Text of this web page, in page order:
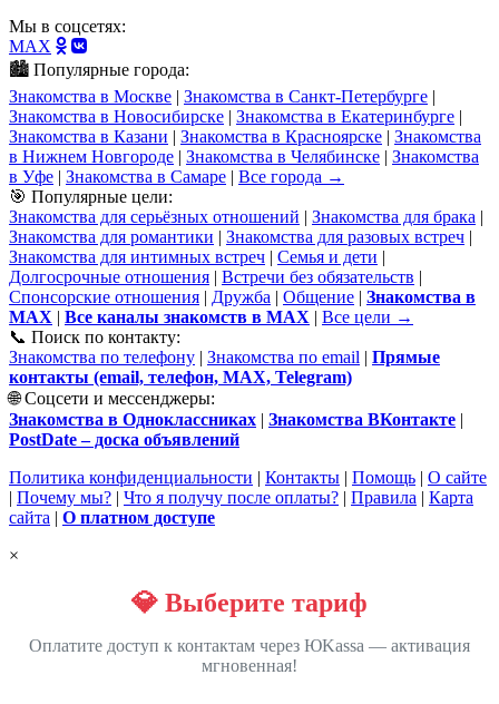
Мы в соцсетях:
MAX
🏙️ Популярные города:
Знакомства в Москве | Знакомства в Санкт-Петербурге |
Знакомства в Новосибирске | Знакомства в Екатеринбурге |
Знакомства в Казани | Знакомства в Красноярске | Знакомства
в Нижнем Новгороде | Знакомства в Челябинске | Знакомства
в Уфе | Знакомства в Самаре | Все города →
🎯 Популярные цели:
Знакомства для серьёзных отношений | Знакомства для брака |
Знакомства для романтики | Знакомства для разовых встреч |
Знакомства для интимных встреч | Семья и дети |
Долгосрочные отношения | Встречи без обязательств |
Спонсорские отношения | Дружба | Общение | Знакомства в
MAX | Все каналы знакомств в MAX | Все цели →
📞 Поиск по контакту:
Знакомства по телефону | Знакомства по email | Прямые
контакты (email, телефон, MAX, Telegram)
🌐 Соцсети и мессенджеры:
Знакомства в Одноклассниках | Знакомства ВКонтакте |
PostDate – доска объявлений
Политика конфиденциальности | Контакты | Помощь | О сайте
| Почему мы? | Что я получу после оплаты? | Правила | Карта
сайта | О платном доступе
×
💎 Выберите тариф
Оплатите доступ к контактам через ЮKassa — активация
мгновенная!